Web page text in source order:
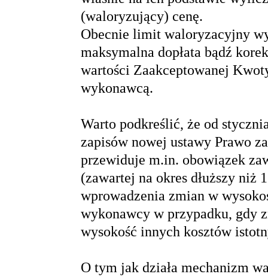
(waloryzujący) cenę.
Obecnie limit waloryzacyjny
maksymalna dopłata bądź
wartości Zaakceptowanej
wykonawcą.
Warto podkreślić, że od
zapisów nowej ustawy Prawo
przewiduje m.in. obowiązek
(zawartej na okres dłuższy niż
wprowadzenia zmian w
wykonawcy w przypadku, gdy
wysokość innych kosztów
O tym jak działa mechanizm